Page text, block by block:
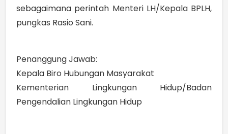
sebagaimana perintah Menteri LH/Kepala BPLH,
pungkas Rasio Sani.
Penanggung Jawab:
Kepala Biro Hubungan Masyarakat
Kementerian Lingkungan Hidup/Badan
Pengendalian Lingkungan Hidup